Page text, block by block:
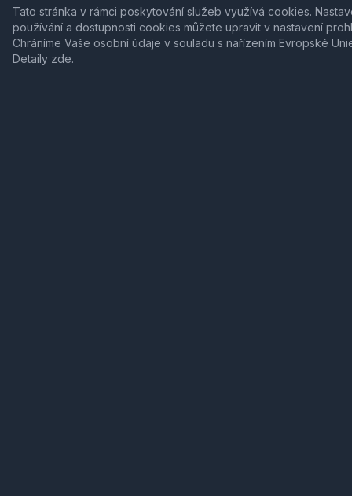
Tato stránka v rámci poskytování služeb využívá cookies.
používání a dostupnosti cookies můžete upravit v nastavení
Chráníme Vaše osobní údaje v souladu s nařízením Evropské
Detaily zde.